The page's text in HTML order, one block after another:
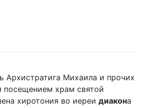
Архистратига Михаила и прочих
посещением храм святой
хиротония во иереи диакона